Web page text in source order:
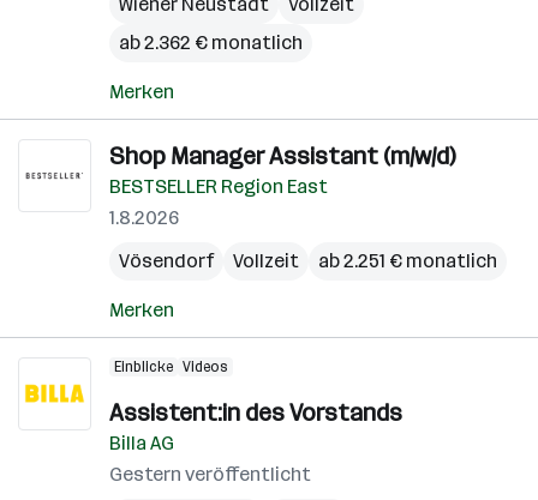
ab 2.362 € monatlich
Merken
Shop Manager Assistant (m/w/d)
BESTSELLER Region East
1.8.2026
Vösendorf
Vollzeit ab 2.251 € monatlich
Merken
Einblicke Videos
Assistent:in des Vorstands
Billa AG
Gestern veröffentlicht